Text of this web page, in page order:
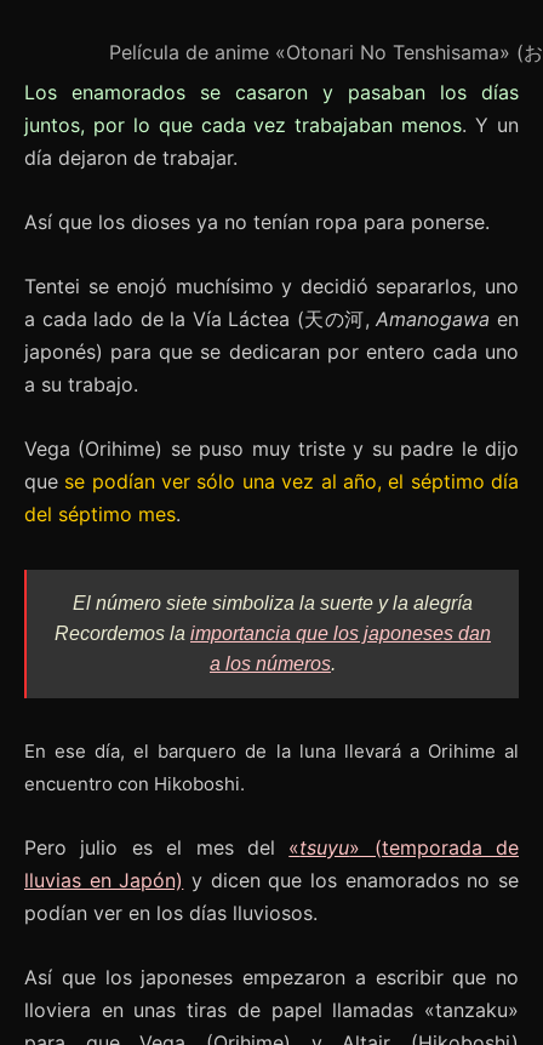
Película de anime «Otonari No Tenshisama» (
Los enamorados se casaron y pasaban los días
juntos, por lo que cada vez trabajaban menos. Y un
día dejaron de trabajar.
Así que los dioses ya no tenían ropa para ponerse.
Tentei se enojó muchísimo y decidió separarlos, uno
a cada lado de la Vía Láctea (天の河,Amanogawa en
japonés) para que se dedicaran por entero cada uno
a su trabajo.
Vega (Orihime) se puso muy triste y su padre le dijo
que se podían ver sólo una vez al año, el séptimo día
del séptimo mes.
El número siete simboliza la suerte y la alegría
Recordemos la importancia que los japoneses dan
a los números.
En ese día, el barquero de la luna llevará a Orihime al
encuentro con Hikoboshi.
Pero julio es el mes del «tsuyu» (temporada de
lluvias en Japón) y dicen que los enamorados no se
podían ver en los días lluviosos.
Así que los japoneses empezaron a escribir que no
lloviera en unas tiras de papel llamadas «tanzaku»